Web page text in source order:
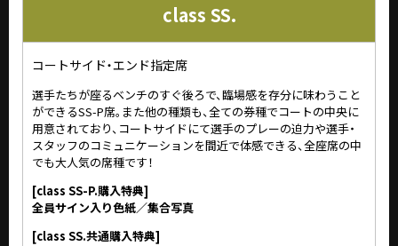
class SS.
コートサイド・エンド指定席
選手たちが座るベンチのすぐ後ろで、臨場感を存分に味わうこと
ができるSS-P席。また他の種類も、全ての券種でコートの中央に
用意されており、コートサイドにて選手のプレーの迫力や選手・
スタッフのコミュニケーションを間近で体感できる、全座席の中
でも大人気の席種です！
[class SS-P.購入特典]
全員サイン入り色紙／集合写真
[class SS.共通購入特典]